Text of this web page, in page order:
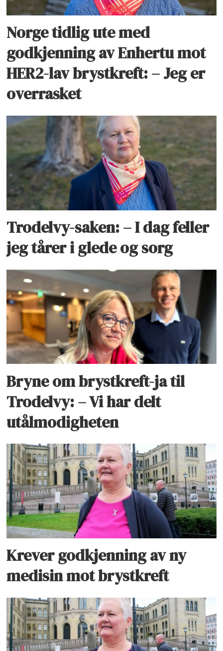
Norge tidlig ute med
godkjenning av Enhertu mot
HER2-lav brystkreft: – Jeg er
overrasket
Trodelvy-saken: – I dag feller
jeg tårer i glede og sorg
Bryne om brystkreft-ja til
Trodelvy: – Vi har delt
utålmodigheten
Krever godkjenning av ny
medisin mot brystkreft